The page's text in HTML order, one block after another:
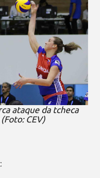
ataque da tcheca
CEV)